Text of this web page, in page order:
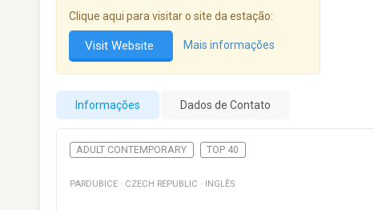
Clique aqui para visitar o site da estação:
Visit Website Mais informações
Informações Dados de Contato
ADULT CONTEMPORARY TOP 40
PARDUBICE · CZECH REPUBLIC · INGLÊS